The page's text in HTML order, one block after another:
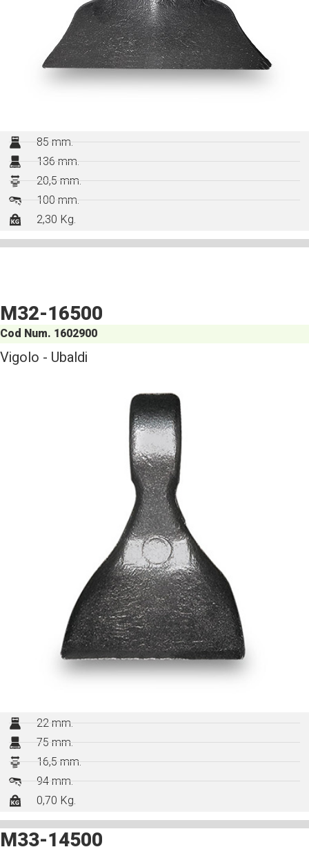
85 mm.
136 mm.
20,5 mm.
100 mm.
2,30 Kg.
M32-16500
Cod Num. 1602900
Vigolo - Ubaldi
22 mm.
75 mm.
16,5 mm.
94 mm.
0,70 Kg.
M33-14500